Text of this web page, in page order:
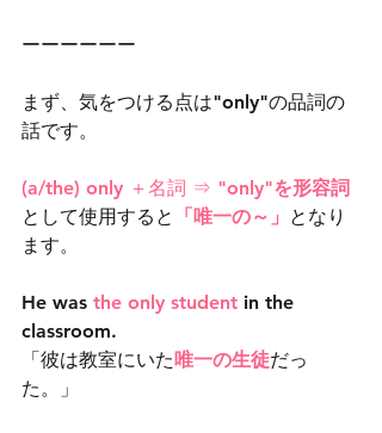
ーーーーーー
まず、気をつける点は"only"の品詞の
話です。
(a/the) only ＋名詞 ⇒ "only"を形容詞
として使用すると
「唯一の～」 となり
ます。
He was the only student in the
classroom.
「彼は教室にいた唯一の生徒だっ
た。」